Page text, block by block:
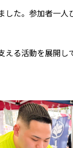
た。参加者一
る活動を展開し